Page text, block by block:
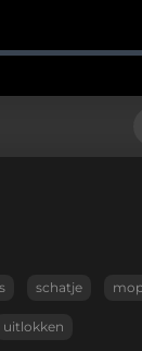
schatje
uitlokken